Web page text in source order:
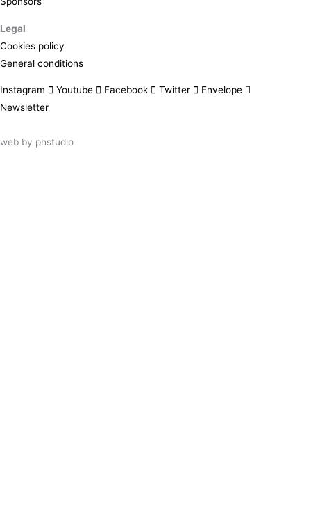
Legal
Cookies policy
General conditions
Instagram Youtube Facebook Twitter
Envelope
Newsletter
web by phstudio